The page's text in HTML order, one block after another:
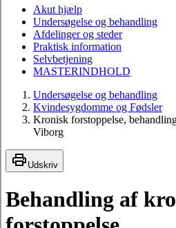
Akut hjælp
Undersøgelse og behandling
Afdelinger og steder
Praktisk information
Selvbetjening
MASTERINDHOLD
Undersøgelse og behandling
Kvindesygdomme og Fødsler
Kronisk forstoppelse,
Viborg
Udskriv
Behandling af